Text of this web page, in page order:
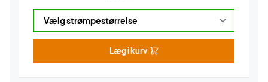
Læg i kurv